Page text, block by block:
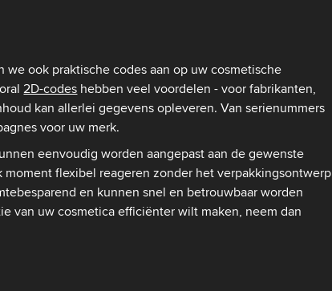
ook praktische codes aan op uw cosmetische
2D-codes hebben veel voordelen - voor fabrikanten,
kan allerlei gegevens opleveren. Van serienummers
voor uw merk.
eenvoudig worden aangepast aan de gewenste
flexibel reageren zonder het verpakkingsontwerp
en kunnen snel en betrouwbaar worden
van uw cosmetica efficiënter wilt maken, neem dan